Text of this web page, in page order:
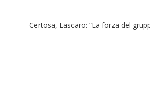
Certosa, Lascaro: “La forza del